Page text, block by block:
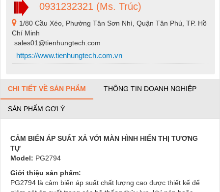
0931232321 (Ms. Trúc)
1/80 Cầu Xéo, Phường Tân Sơn Nhì, Quận Tân Phú, TP. Hồ
Chí Minh
sales01@tienhungtech.com
https://www.tienhungtech.com.vn
CHI TIẾT VỀ SẢN PHẨM THÔNG TIN DOANH NGHIỆP
SẢN PHẨM GỢI Ý
CẢM BIẾN ÁP SUẤT XẢ VỚI MÀN HÌNH HIỂN THỊ TƯƠNG
TỰ
Model: PG2794
Giới thiệu sản phẩm:
PG2794 là cảm biến áp suất chất lượng cao được thiết kế để